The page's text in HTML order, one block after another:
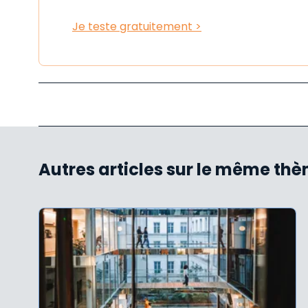
Je teste gratuitement >
Autres articles sur le même